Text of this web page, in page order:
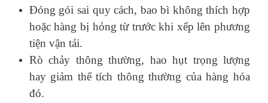
Đóng gói sai quy cách, bao bì không thích hợp
hoặc hàng bị hỏng từ trước khi xếp lên phương
tiện vận tải.
Rò chảy thông thường, hao hụt trọng lượng
hay giảm thể tích thông thường của hàng hóa
đó.